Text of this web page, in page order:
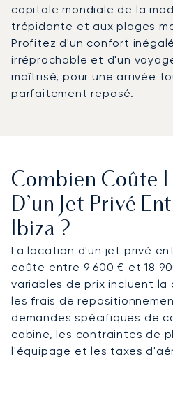
capitale mondiale de la
trépidante et aux plages
Profitez d'un confort
irréprochable et d'un
maîtrisé, pour une arrivée
parfaitement reposé.
Combien Coûte
D’un Jet Privé
Ibiza ?
La location d'un jet privé
coûte entre 9 600 € et 18
variables de prix incluent la
les frais de
demandes spécifiques de
cabine, les contraintes de
l'équipage et les taxes